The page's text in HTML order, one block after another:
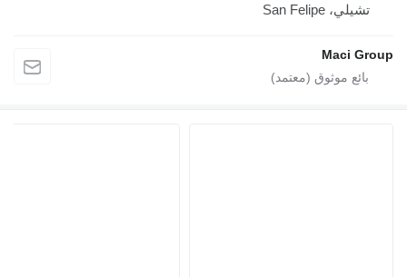
تشيلي، San Felipe
Maci Group